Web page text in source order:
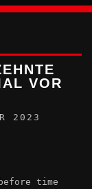
VOR
2023
time